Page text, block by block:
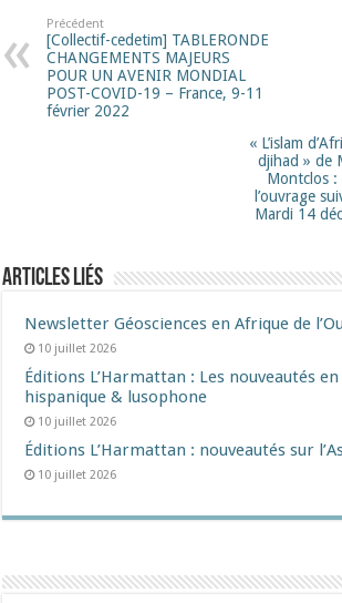
Précédent
[Collectif-cedetim] TABLERONDE
CHANGEMENTS MAJEURS
POUR UN AVENIR MONDIAL
POST-COVID-19 – France, 9-11
février 2022
« L’islam
djihad » de
Montclos :
l’ouvrage
Mardi 14
Articles liés
Newsletter Géosciences en Afrique de
10 juillet 2026
Éditions L’Harmattan : Les nouveautés
hispanique & lusophone
10 juillet 2026
Éditions L’Harmattan : nouveautés sur
10 juillet 2026